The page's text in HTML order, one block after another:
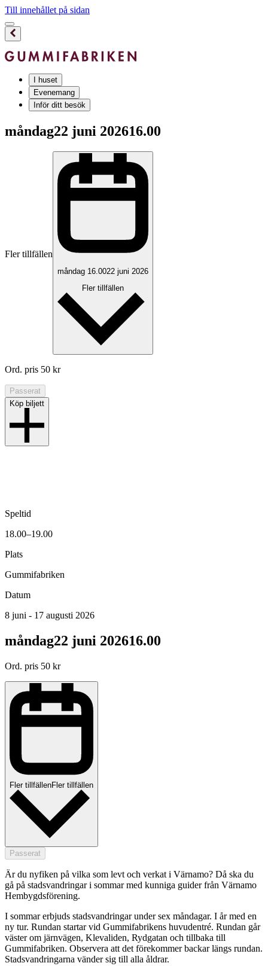
Till innehållet på sidan
I huset
Evenemang
Inför ditt besök
måndag22 juni 202616.00
Fler tillfällen
måndag 16.0022 juni 2026
Fler tillfällen
Ord. pris 50 kr
Passerat
Köp biljett
Speltid
18.00–19.00
Plats
Gummifabriken
Datum
8 juni - 17 augusti 2026
måndag22 juni 202616.00
Ord. pris 50 kr
Fler tillfällenFler tillfällen
Passerat
Är du nyfiken på vilka som levt och verkat i Värnamo? Då ska du
gå på stadsvandringar i sommar med kunniga guider från Värnamo
Hembygdsförening.
I sommar erbjuds stadsvandringar under sex måndagar. I år med en
ny tur. Rundan startar vid Gummifabrikens huvudentré. Rundan går
väster om järnvägen, Klevaliden, Rydgatan och tillbaka till
Gummifabriken. Observera att det förekommer backar längs rundan.
Stadsvandringarna vänder sig till alla åldrar.